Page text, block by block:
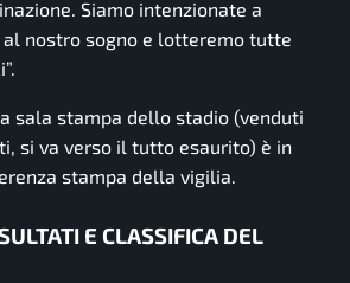
Siamo intenzionate a
nostro sogno e lotteremo tutte
sala stampa dello stadio (venduti
si va verso il tutto esaurito) è in
stampa della vigilia.
E CLASSIFICA DEL